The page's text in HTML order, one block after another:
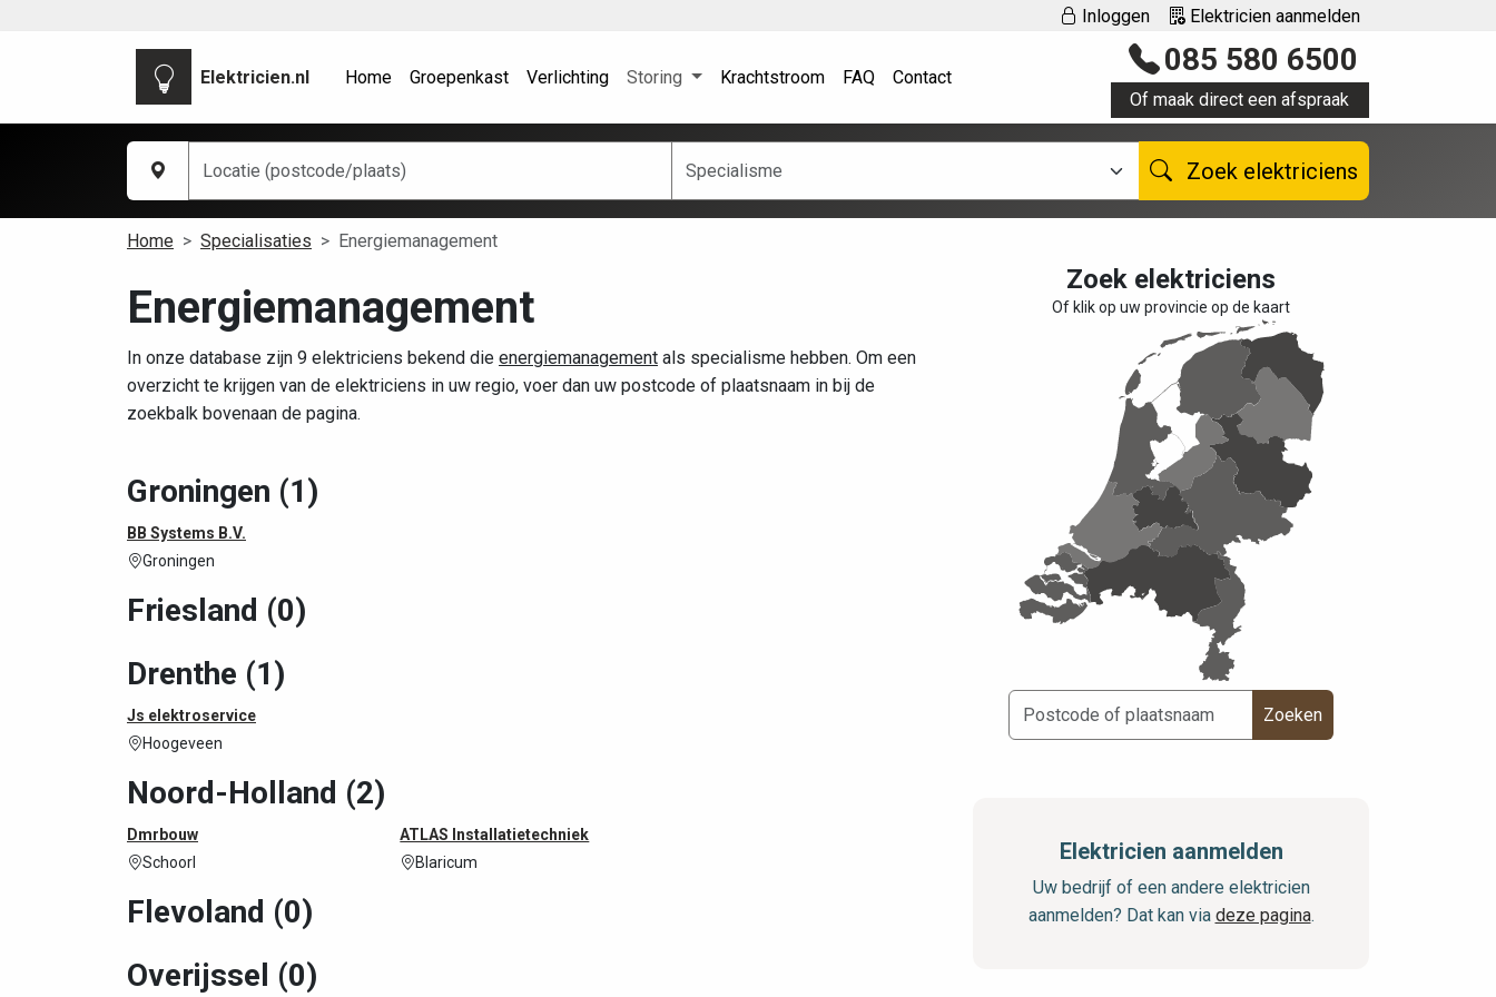
Inloggen Elektricien aanmelden
Elektricien.nl Home Groepenkast Verlichting Storing Krachtstroom FAQ Contact 085 580 6500
Of maak direct een afspraak
Zoek elektriciens
Home Specialisaties Energiemanagement
Energiemanagement
In onze database zijn 9 elektriciens bekend die energiemanagement als specialisme hebben. Om een
overzicht te krijgen van de elektriciens in uw regio, voer dan uw postcode of plaatsnaam in bij de
zoekbalk bovenaan de pagina.
Groningen (1)
BB Systems B.V.
Groningen
Friesland (0)
Drenthe (1)
Js elektroservice
Hoogeveen
Noord-Holland (2)
Dmrbouw
Schoorl
ATLAS Installatietechniek
Blaricum
Flevoland (0)
Overijssel (0)
Zoek elektriciens
Of klik op uw provincie op de kaart
Zoeken
Elektricien aanmelden
Uw bedrijf of een andere elektricien
aanmelden? Dat kan via deze pagina.